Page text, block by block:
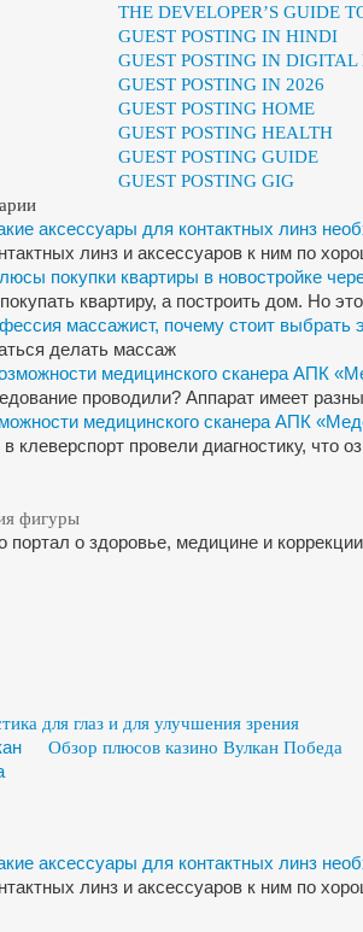
THE DEVELOPER’S GUIDE
GUEST POSTING IN HINDI
GUEST POSTING IN
GUEST POSTING IN 2026
GUEST POSTING HOME
GUEST POSTING HEALTH
GUEST POSTING GUIDE
GUEST POSTING GIG
аксессуары для контактных линз
линз и аксессуаров к ним по
покупки квартиры в новостройке
квартиру, а построить дом. Но
массажист, почему стоит выбрать
делать массаж
медицинского сканера АПК
проводили? Аппарат имеет
медицинского сканера АПК
клеверспорт провели диагностику, что
фигуры
портал о здоровье, медицине и
для глаз и для улучшения зрения
Обзор плюсов казино Вулкан Победа
аксессуары для контактных линз
линз и аксессуаров к ним по